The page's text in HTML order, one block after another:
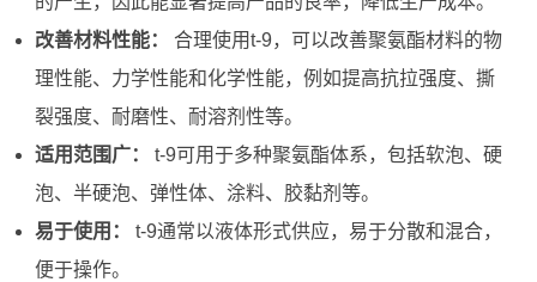
改善材料性能：
合理使用t-9，可以改善聚氨酯材料的物
理性能、力学性能和化学性能，例如提高抗拉强度、撕
裂强度、耐磨性、耐溶剂性等。
适用范围广：
t-9可用于多种聚氨酯体系，包括软泡、硬
泡、半硬泡、弹性体、涂料、胶黏剂等。
易于使用：
t-9通常以液体形式供应，易于分散和混合，
便于操作。